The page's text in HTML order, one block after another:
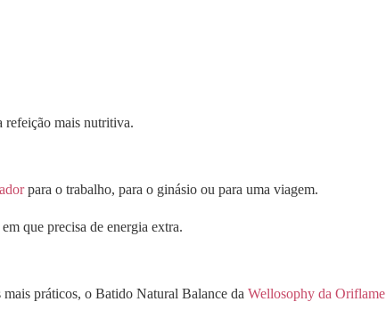
refeição mais nutritiva.
para o trabalho, para o ginásio ou para uma viagem.
que precisa de energia extra.
mais práticos, o Batido Natural Balance da Wellosophy da Oriflame